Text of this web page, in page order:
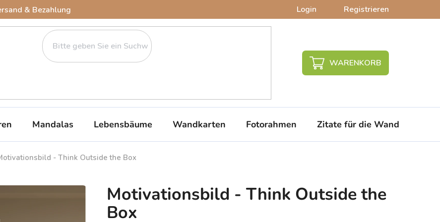
& Bezahlung Login Registrieren
WARENKORB
Mandalas Lebensbäume Wandkarten Fotorahmen Zitate für die Wand
- Think Outside the Box
Motivationsbild - Think Outside the
Box